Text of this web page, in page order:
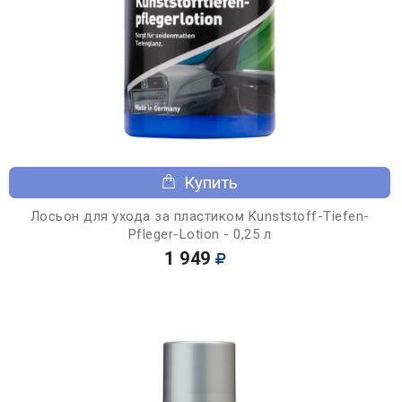
Купить
Лосьон для ухода за пластиком Kunststoff-Tiefen-
Pfleger-Lotion - 0,25 л
1 949